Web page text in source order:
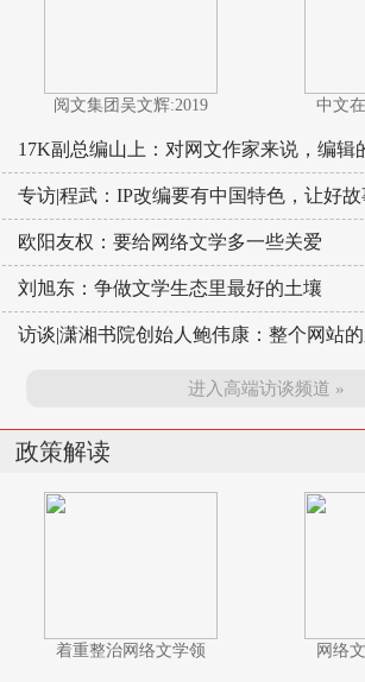
阅文集团吴文辉:2019 中文
17K副总编山上：对网文作家来说，编辑
专访|程武：IP改编要有中国特色，让好
欧阳友权：要给网络文学多一些关爱
刘旭东：争做文学生态里最好的土壤
访谈|潇湘书院创始人鲍伟康：整个网站
进入高端访谈频道 »
政策解读
着重整治网络文学领 网络